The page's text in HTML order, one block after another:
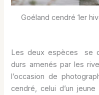
Goéland cendré 1er
Les deux espèces se
durs amenés par les
l’occasion de
cendré, celui d’un